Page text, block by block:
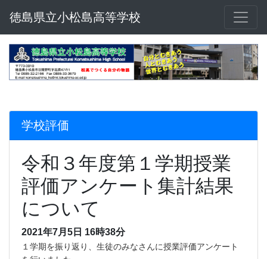
徳島県立小松島高等学校
学校評価
令和３年度第１学期授業
評価アンケート集計結果
について
2021年7月5日 16時38分
１学期を振り返り、生徒のみなさんに授業評価アンケート